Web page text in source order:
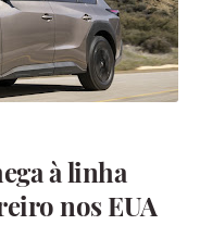
à linha
nos EUA